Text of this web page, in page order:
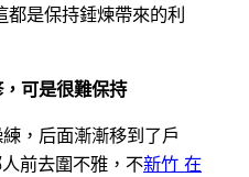
是保持錘煉帶來的利
可是很難保持
，后面漸漸移到了戶
前去圍不雅，不新竹 在